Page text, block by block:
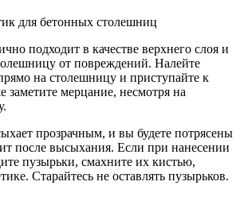
подходит в качестве верхнего слоя и
от повреждений. Налейте
на столешницу и приступайте к
заметите мерцание, несмотря на
прозрачным, и вы будете потрясены
после высыхания. Если при нанесении
пузырьки, смахните их кистью,
Старайтесь не оставлять пузырьков.